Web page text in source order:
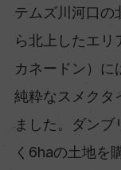
テムズ川河口の
ら北上したエ
カネードン）に
純粋なスメクタ
ました。ダン
く6haの土地を